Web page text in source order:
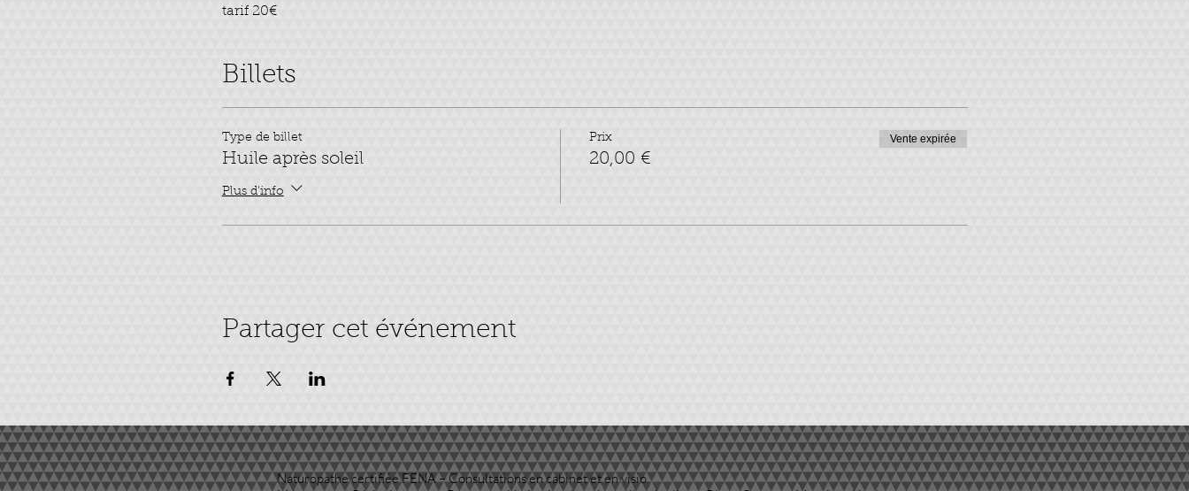
tarif 20€
Billets
Type de billet
Huile après soleil
Plus d'info
Prix
20,00 €
Vente expirée
Partager cet événement
Naturopathe certifiée FENA – Consultations en cabinet et en visio.